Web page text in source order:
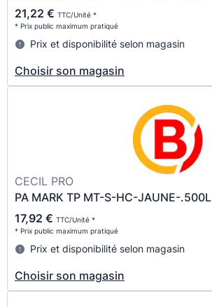
21,22 € TTC/Unité *
* Prix public maximum pratiqué
Prix et disponibilité selon magasin
Choisir son magasin
CECIL PRO
PA MARK TP MT-S-HC-JAUNE-.500L
17,92 € TTC/Unité *
* Prix public maximum pratiqué
Prix et disponibilité selon magasin
Choisir son magasin